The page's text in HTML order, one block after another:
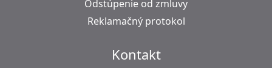
Odstúpenie od zmluvy
Reklamačný protokol
Kontakt